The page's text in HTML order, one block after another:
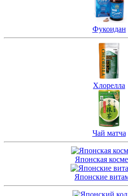
Фукоидан
Хлорелла
Чай матча
Японская
Японские